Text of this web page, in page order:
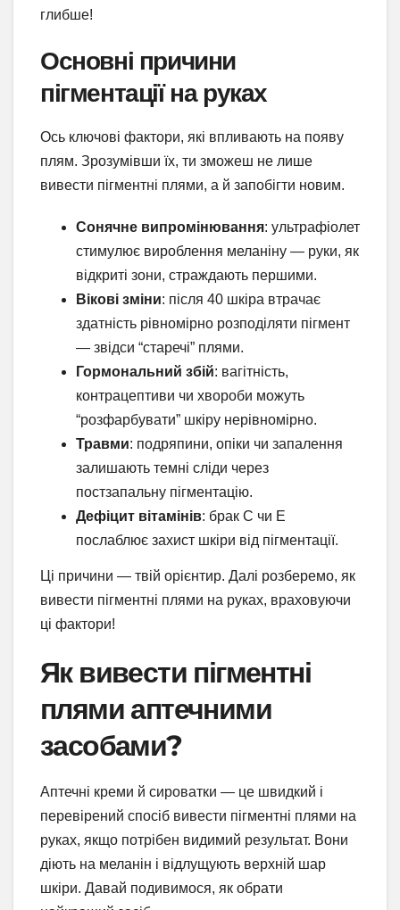
глибше!
Основні причини
пігментації на руках
Ось ключові фактори, які впливають на появу
плям. Зрозумівши їх, ти зможеш не лише
вивести пігментні плями, а й запобігти новим.
Сонячне випромінювання: ультрафіолет
стимулює вироблення меланіну — руки, як
відкриті зони, страждають першими.
Вікові зміни: після 40 шкіра втрачає
здатність рівномірно розподіляти пігмент
— звідси “старечі” плями.
Гормональний збій: вагітність,
контрацептиви чи хвороби можуть
“розфарбувати” шкіру нерівномірно.
Травми: подряпини, опіки чи запалення
залишають темні сліди через
постзапальну пігментацію.
Дефіцит вітамінів: брак С чи Е
послаблює захист шкіри від пігментації.
Ці причини — твій орієнтир. Далі розберемо, як
вивести пігментні плями на руках, враховуючи
ці фактори!
Як вивести пігментні
плями аптечними
засобами?
Аптечні креми й сироватки — це швидкий і
перевірений спосіб вивести пігментні плями на
руках, якщо потрібен видимий результат. Вони
діють на меланін і відлущують верхній шар
шкіри. Давай подивимося, як обрати